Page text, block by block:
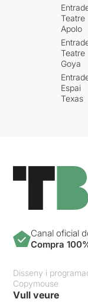
Teatre
Apolo
Teatre
Goya
Espai
Texas
Canal oficial
Compra
Disseny i
Copymouse
Vull veure